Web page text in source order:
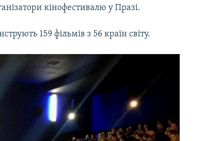
кінофестивалю у Празі.
159 фільмів з 56 країн світу.